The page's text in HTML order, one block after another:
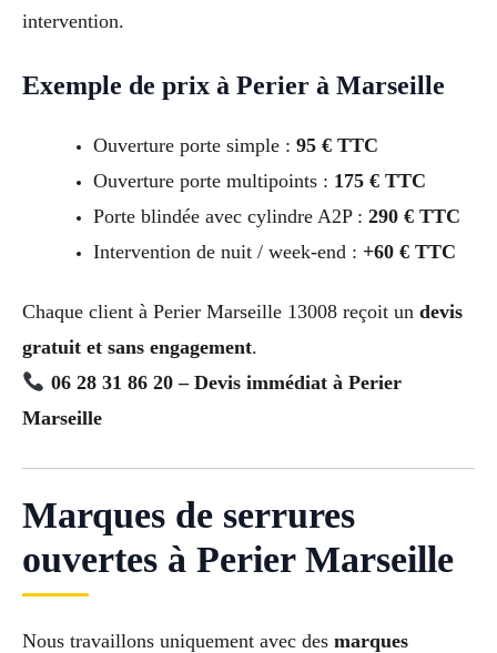
intervention.
Exemple de prix à Perier à Marseille
Ouverture porte simple : 95 € TTC
Ouverture porte multipoints : 175 € TTC
Porte blindée avec cylindre A2P : 290 € TTC
Intervention de nuit / week-end : +60 € TTC
Chaque client à Perier Marseille 13008 reçoit un devis
gratuit et sans engagement.
06 28 31 86 20 – Devis immédiat à Perier
Marseille
Marques de serrures
ouvertes à Perier Marseille
Nous travaillons uniquement avec des marques